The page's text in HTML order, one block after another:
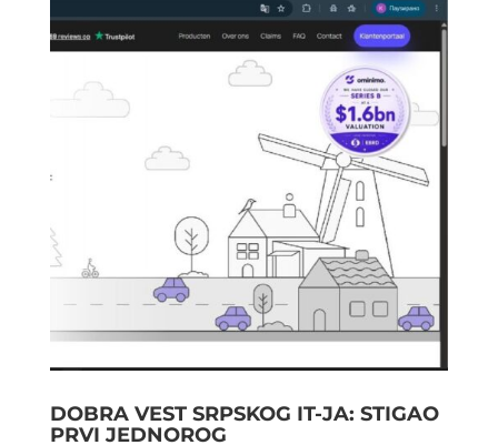
DOBRA VEST SRPSKOG IT-JA: STIGAO
PRVI JEDNOROG